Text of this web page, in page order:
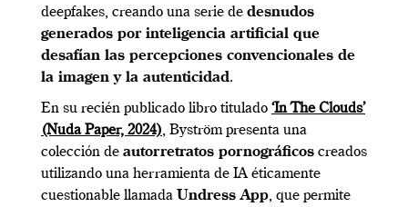
deepfakes, creando una serie de desnudos
generados por inteligencia artificial que
desafían las percepciones convencionales de
la imagen y la autenticidad.
En su recién publicado libro titulado ‘In The Clouds’
(Nuda Paper, 2024), Byström presenta una
colección de autorretratos pornográficos creados
utilizando una herramienta de IA éticamente
cuestionable llamada Undress App, que permite